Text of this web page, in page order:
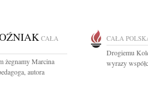
CAŁA
żegnamy Marcina
autora
CAŁA
Drogiemu
wyrazy